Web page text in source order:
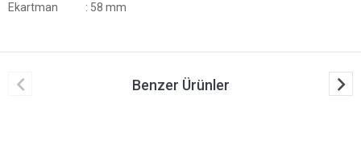
Ekartman
: 58 mm
Benzer Ürünler